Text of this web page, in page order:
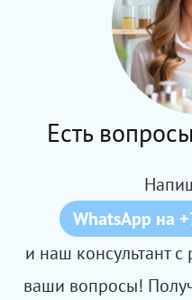
Есть
WhatsApp на
и наш консультант с
ваши вопросы!